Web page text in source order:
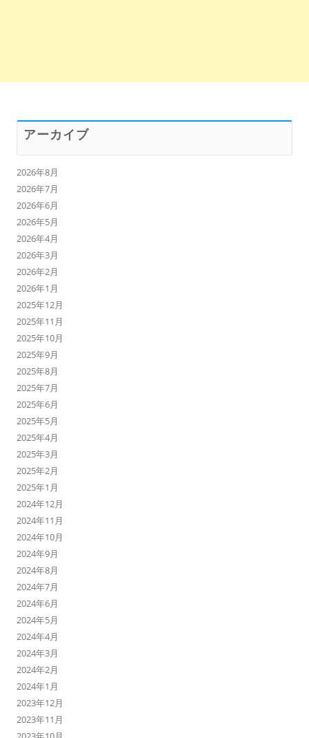
アーカイブ
2026年8月
2026年7月
2026年6月
2026年5月
2026年4月
2026年3月
2026年2月
2026年1月
2025年12月
2025年11月
2025年10月
2025年9月
2025年8月
2025年7月
2025年6月
2025年5月
2025年4月
2025年3月
2025年2月
2025年1月
2024年12月
2024年11月
2024年10月
2024年9月
2024年8月
2024年7月
2024年6月
2024年5月
2024年4月
2024年3月
2024年2月
2024年1月
2023年12月
2023年11月